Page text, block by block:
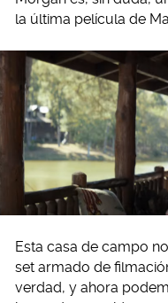
la última película de
Esta casa de campo
set armado de
verdad, y ahora